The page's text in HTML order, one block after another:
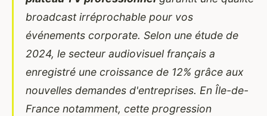
broadcast irréprochable pour vos
événements corporate. Selon une étude de
2024, le secteur audiovisuel français a
enregistré une croissance de 12% grâce aux
nouvelles demandes d'entreprises. En Île-de-
France notamment, cette progression